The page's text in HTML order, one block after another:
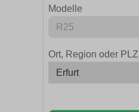
Modelle
Ort, Region oder PLZ